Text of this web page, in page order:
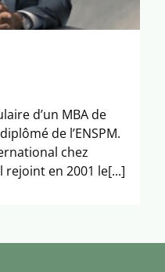
d’un MBA de
de l’ENSPM.
chez
en 2001 le[...]